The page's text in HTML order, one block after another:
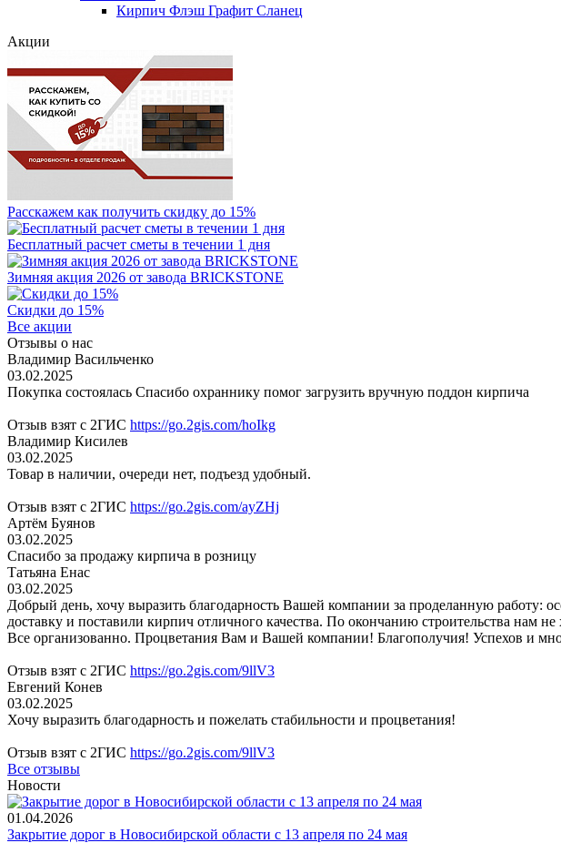
Кирпич Флэш Графит Сланец
Акции
Расскажем как получить скидку до 15%
Бесплатный расчет сметы в течении 1 дня
Зимняя акция 2026 от завода BRICKSTONE
Скидки до 15%
Все акции
Отзывы о нас
Владимир Васильченко
03.02.2025
Покупка состоялась Спасибо охраннику помог загрузить вручную поддон кирпича
Отзыв взят с 2ГИС https://go.2gis.com/hoIkg
Владимир Кисилев
03.02.2025
Товар в наличии, очереди нет, подъезд удобный.
Отзыв взят с 2ГИС https://go.2gis.com/ayZHj
Артём Буянов
03.02.2025
Спасибо за продажу кирпича в розницу
Татьяна Енас
03.02.2025
Добрый день, хочу выразить благодарность Вашей компании за проделанную работу:
доставку и поставили кирпич отличного качества. По окончанию строительства нам
Все организованно. Процветания Вам и Вашей компании! Благополучия! Успехов и
Отзыв взят с 2ГИС https://go.2gis.com/9llV3
Евгений Конев
03.02.2025
Хочу выразить благодарность и пожелать стабильности и процветания!
Отзыв взят с 2ГИС https://go.2gis.com/9llV3
Все отзывы
Новости
01.04.2026
Закрытие дорог в Новосибирской области с 13 апреля по 24 мая